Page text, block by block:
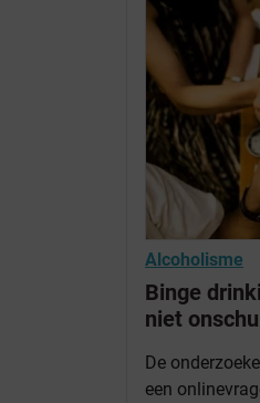
Alcoholisme
Binge
niet
De
een